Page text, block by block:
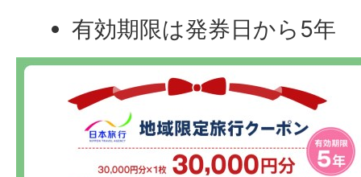
有効期限は発券日から5年